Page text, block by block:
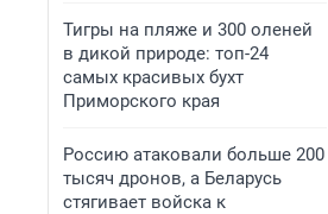
Тигры на пляже и 300 оленей
в дикой природе: топ-24
самых красивых бухт
Приморского края
Россию атаковали больше 200
тысяч дронов, а Беларусь
стягивает войска к